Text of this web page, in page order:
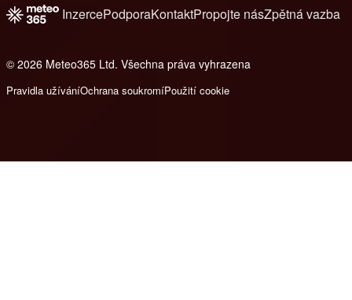
InzercePodporaKontaktPropojte násZpětná vazba
© 2026 Meteo365 Ltd. Všechna práva vyhrazena
Pravidla užíváníOchrana soukromíPoužití cookie